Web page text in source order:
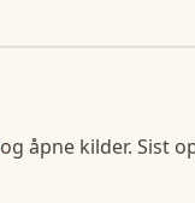
og åpne kilder. Sist